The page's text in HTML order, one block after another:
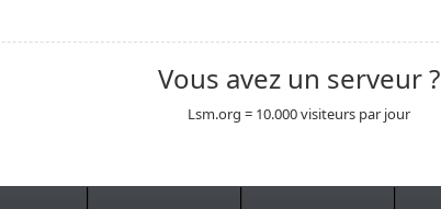
Vous avez un serveur ?
Lsm.org = 10.000 visiteurs par jour